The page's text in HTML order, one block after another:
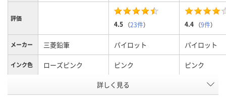
評価
4.5 （23件） 4.4 （9件）
メーカー 三菱鉛筆 パイロット パイロット
インク色 ローズピンク ピンク ピンク
0.5mm、0.5ｍｍ 0.7mm、0.7
詳しく見る